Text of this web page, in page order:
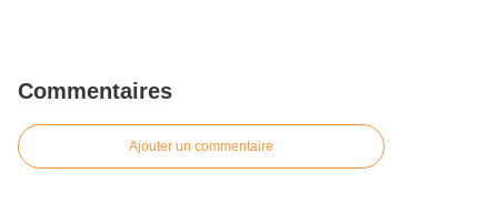
Commentaires
Ajouter un commentaire